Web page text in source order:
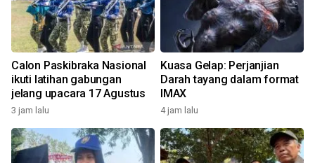
Calon Paskibraka Nasional
ikuti latihan gabungan
jelang upacara 17 Agustus
3 jam lalu
Kuasa Gelap: Perjanjian
Darah tayang dalam format
IMAX
4 jam lalu